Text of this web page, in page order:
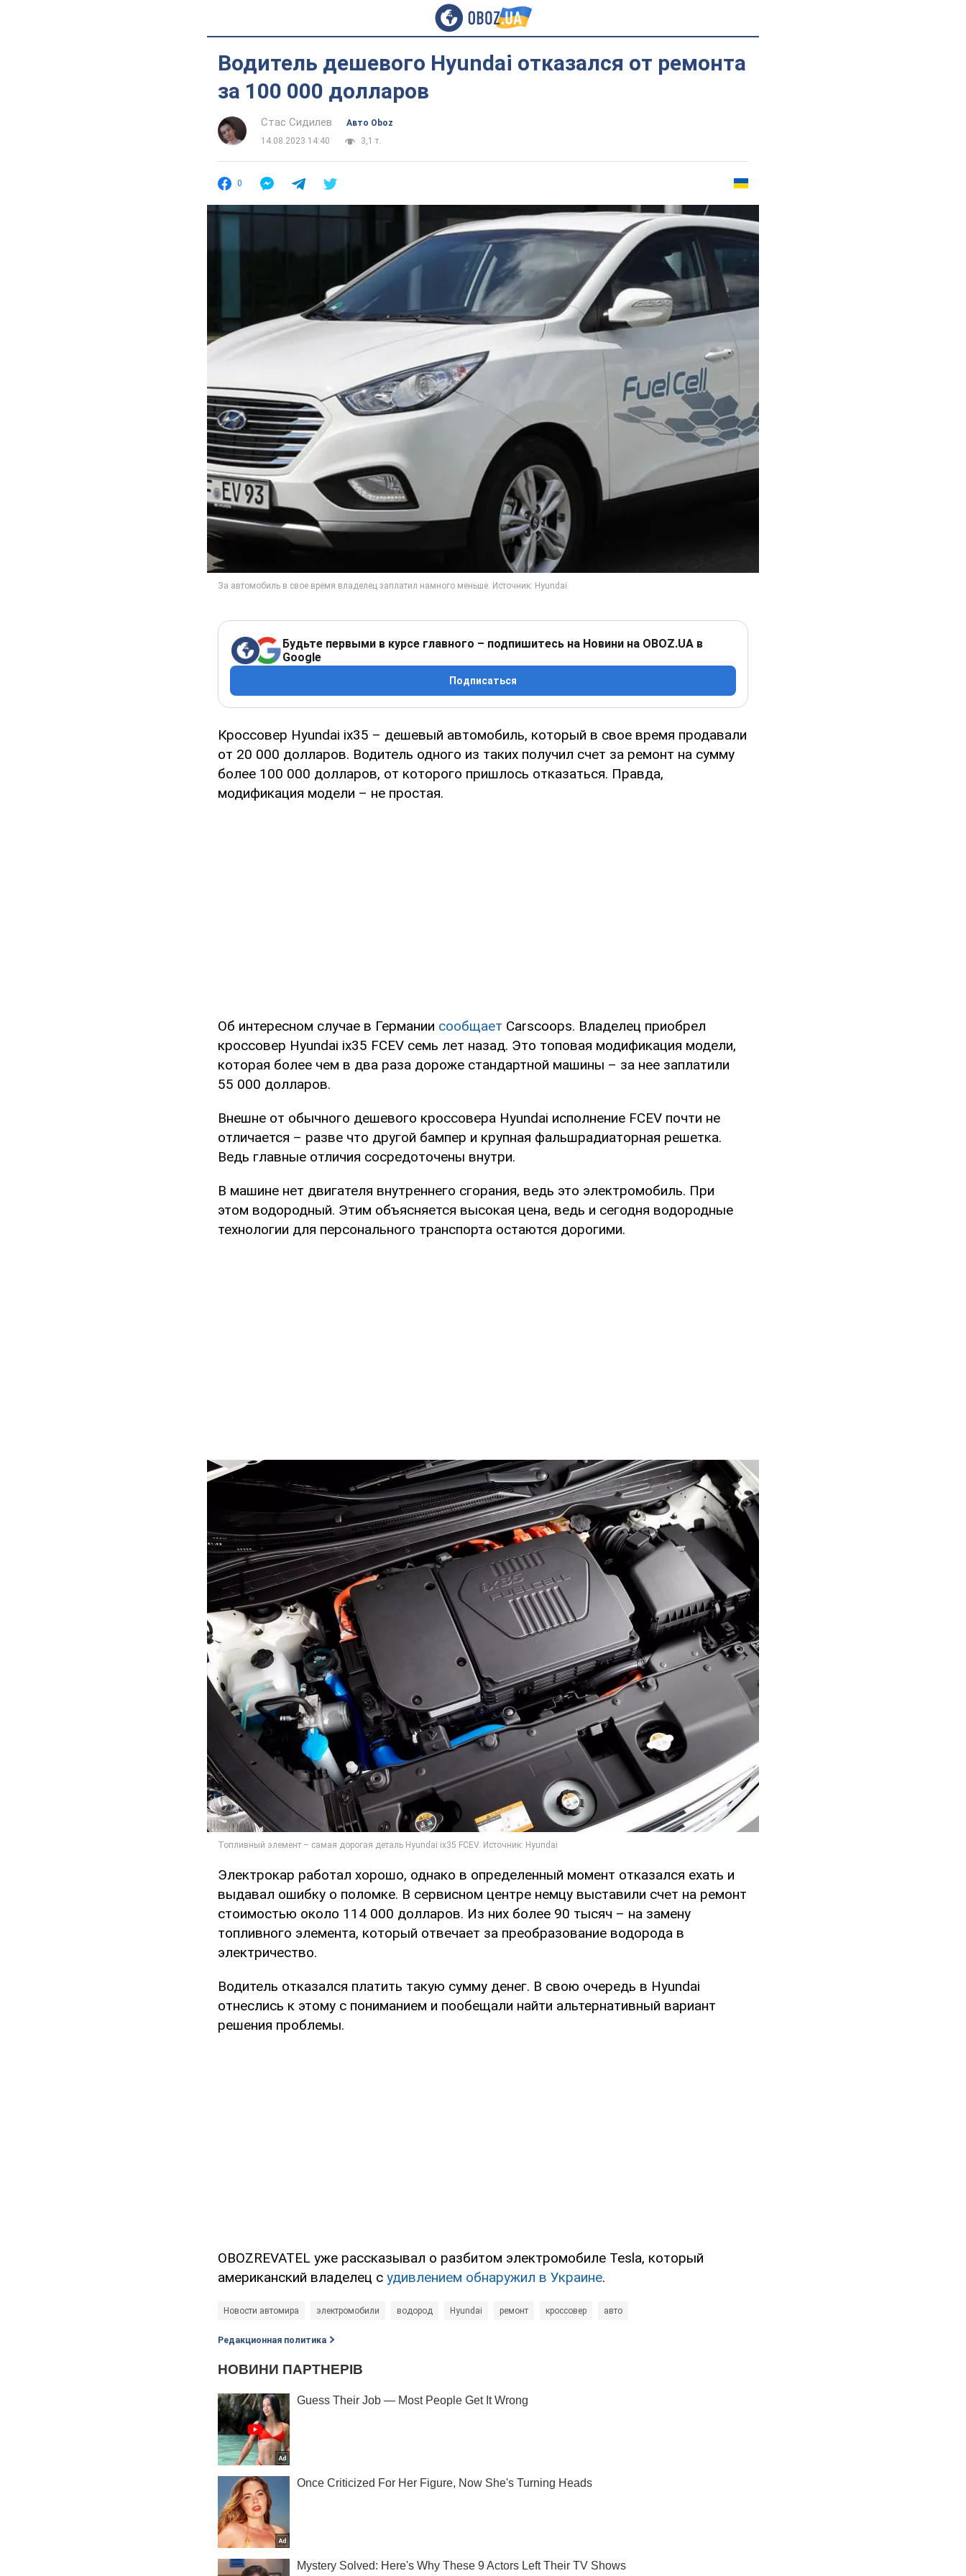
Водитель дешевого Hyundai отказался от ремонта
за 100 000 долларов
Стас Сидилев
Авто Oboz
14.08.2023 14:40
3,1 т.
0
Будьте первыми в курсе главного – подпишитесь на Новини на OBOZ.UA в
Google
Подписаться
Кроссовер Hyundai ix35 – дешевый автомобиль, который в свое время продавали
от 20 000 долларов. Водитель одного из таких получил счет за ремонт на сумму
более 100 000 долларов, от которого пришлось отказаться. Правда,
модификация модели – не простая.
Об интересном случае в Германии сообщает Carscoops. Владелец приобрел
кроссовер Hyundai ix35 FCEV семь лет назад. Это топовая модификация модели,
которая более чем в два раза дороже стандартной машины – за нее заплатили
55 000 долларов.
Внешне от обычного дешевого кроссовера Hyundai исполнение FCEV почти не
отличается – разве что другой бампер и крупная фальшрадиаторная решетка.
Ведь главные отличия сосредоточены внутри.
В машине нет двигателя внутреннего сгорания, ведь это электромобиль. При
этом водородный. Этим объясняется высокая цена, ведь и сегодня водородные
технологии для персонального транспорта остаются дорогими.
Электрокар работал хорошо, однако в определенный момент отказался ехать и
выдавал ошибку о поломке. В сервисном центре немцу выставили счет на ремонт
стоимостью около 114 000 долларов. Из них более 90 тысяч – на замену
топливного элемента, который отвечает за преобразование водорода в
электричество.
Водитель отказался платить такую сумму денег. В свою очередь в Hyundai
отнеслись к этому с пониманием и пообещали найти альтернативный вариант
решения проблемы.
OBOZREVATEL уже рассказывал о разбитом электромобиле Tesla, который
американский владелец с удивлением обнаружил в Украине.
Новости автомира электромобили водород Hyundai ремонт кроссовер авто
Редакционная политика